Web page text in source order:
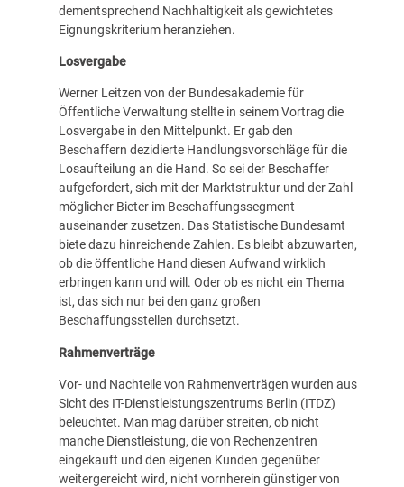
dementsprechend Nachhaltigkeit als gewichtetes
Eignungskriterium heranziehen.
Losvergabe
Werner Leitzen von der Bundesakademie für
Öffentliche Verwaltung stellte in seinem Vortrag die
Losvergabe in den Mittelpunkt. Er gab den
Beschaffern dezidierte Handlungsvorschläge für die
Losaufteilung an die Hand. So sei der Beschaffer
aufgefordert, sich mit der Marktstruktur und der Zahl
möglicher Bieter im Beschaffungssegment
auseinander zusetzen. Das Statistische Bundesamt
biete dazu hinreichende Zahlen. Es bleibt abzuwarten,
ob die öffentliche Hand diesen Aufwand wirklich
erbringen kann und will. Oder ob es nicht ein Thema
ist, das sich nur bei den ganz großen
Beschaffungsstellen durchsetzt.
Rahmenverträge
Vor- und Nachteile von Rahmenverträgen wurden aus
Sicht des IT-Dienstleistungszentrums Berlin (ITDZ)
beleuchtet. Man mag darüber streiten, ob nicht
manche Dienstleistung, die von Rechenzentren
eingekauft und den eigenen Kunden gegenüber
weitergereicht wird, nicht vornherein günstiger von